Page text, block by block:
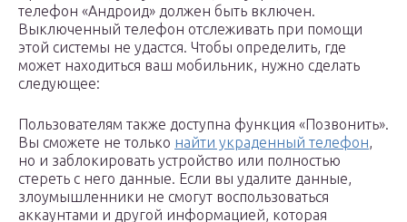
телефон «Андроид» должен быть включен.
Выключенный телефон отслеживать при помощи
этой системы не удастся. Чтобы определить, где
может находиться ваш мобильник, нужно сделать
следующее:
Пользователям также доступна функция «Позвонить».
Вы сможете не только найти украденный телефон,
но и заблокировать устройство или полностью
стереть с него данные. Если вы удалите данные,
злоумышленники не смогут воспользоваться
аккаунтами и другой информацией, которая